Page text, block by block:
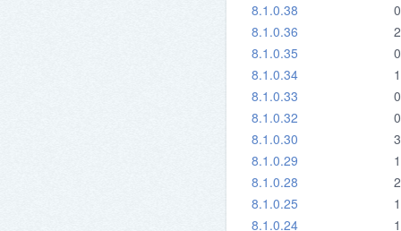
8.1.0.38
8.1.0.36
8.1.0.35
8.1.0.34
8.1.0.33
8.1.0.32
8.1.0.30
8.1.0.29
8.1.0.28
8.1.0.25
8.1.0.24